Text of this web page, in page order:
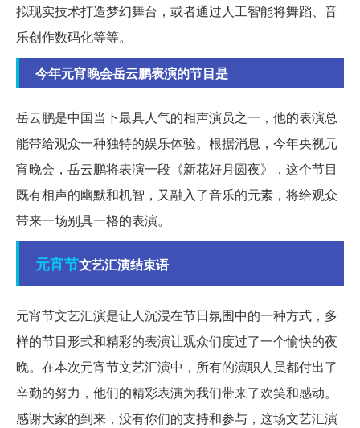
拟现实技术打造梦幻舞台，或者通过人工智能将舞蹈、音
乐创作数码化等等。
今年元宵晚会岳云鹏表演的节目是
岳云鹏是中国当下最具人气的相声演员之一，他的表演总
能带给观众一种独特的娱乐体验。根据消息，今年央视元
宵晚会，岳云鹏将表演一段《新花好月圆夜》，这个节目
既有相声的幽默和机智，又融入了音乐的元素，将给观众
带来一场别具一格的表演。
元宵节文艺汇演结束语
元宵节文艺汇演是让人沉浸在节日氛围中的一种方式，多
样的节目形式和精彩的表演让观众们度过了一个愉快的夜
晚。在本次元宵节文艺汇演中，所有的演职人员都付出了
辛勤的努力，他们的精彩表演为我们带来了欢笑和感动。
感谢大家的到来，没有你们的支持和参与，这场文艺汇演